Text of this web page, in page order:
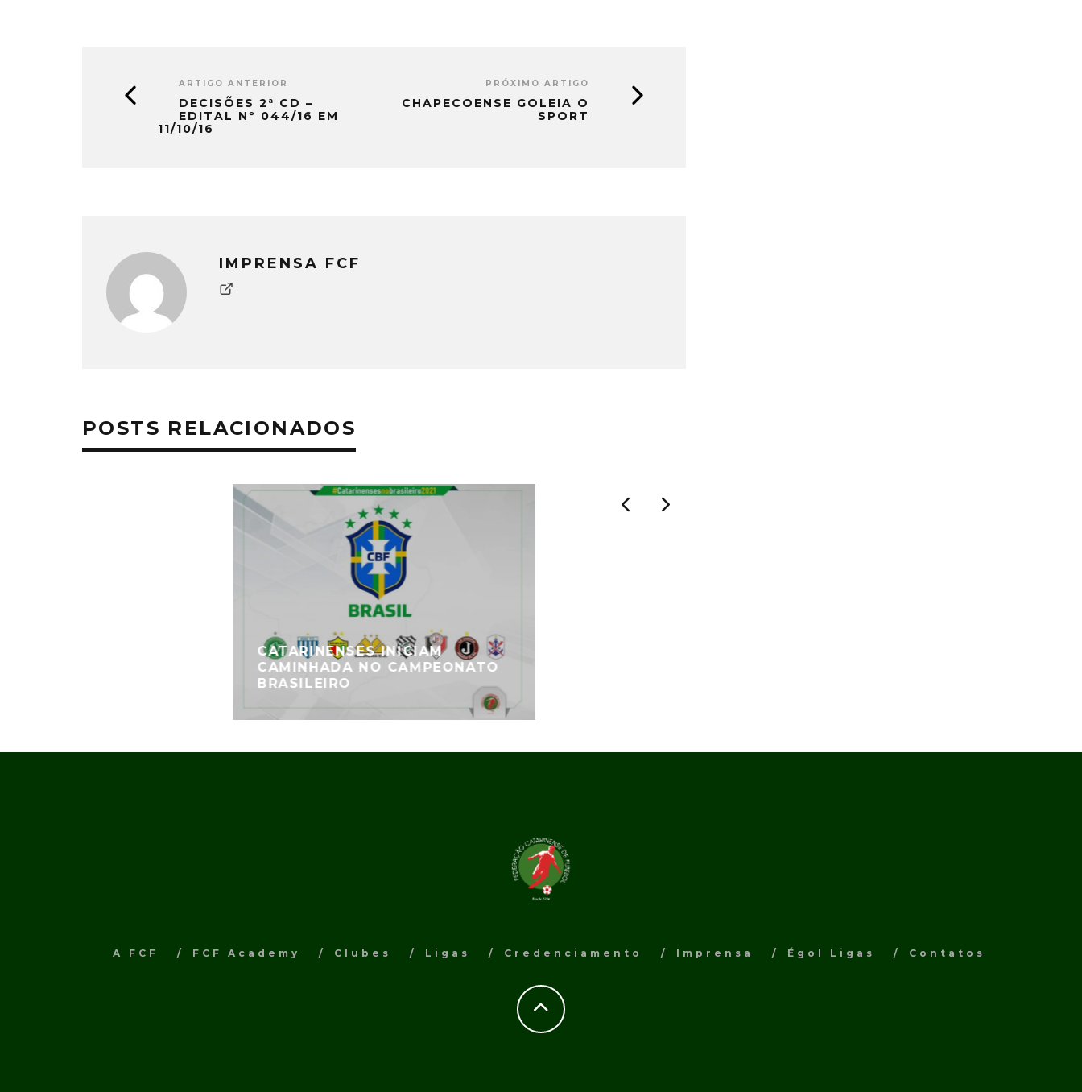
ARTIGO ANTERIOR
DECISÕES 2ª CD –
EDITAL Nº 044/16 EM
11/10/16
PRÓXIMO ARTIGO
CHAPECOENSE GOLEIA O
SPORT
IMPRENSA FCF
POSTS RELACIONADOS
CATARINENSES INICIAM
CAMINHADA NO CAMPEONATO
BRASILEIRO
A FCF FCF Academy Clubes Ligas Credenciamento Imprensa Égol Ligas Contatos